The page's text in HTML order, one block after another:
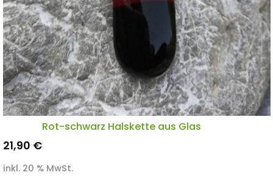
Rot-schwarz Halskette aus Glas
21,90 €
inkl. 20 % MwSt.